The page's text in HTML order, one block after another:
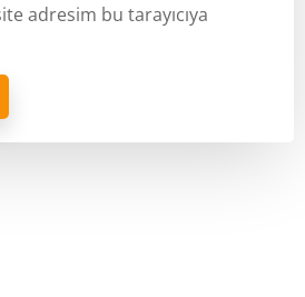
adresim bu tarayıcıya